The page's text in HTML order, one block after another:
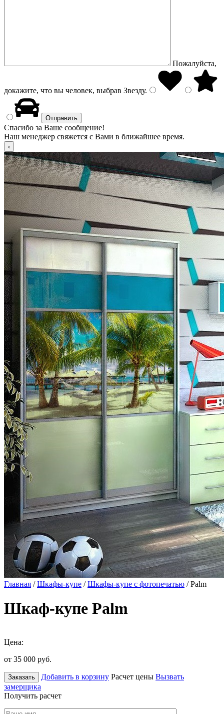
Пожалуйста,
докажите, что вы человек, выбрав Звезду.
Спасибо за Ваше сообщение!
Наш менеджер свяжется с Вами в ближайшее время.
Главная /Шкафы-купе /Шкафы-купе с фотопечатью / Palm
Шкаф-купе Palm
Цена:
от 35 000 руб.
Заказать Добавить в корзину Расчет цены Вызвать
замерщика
Получить расчет